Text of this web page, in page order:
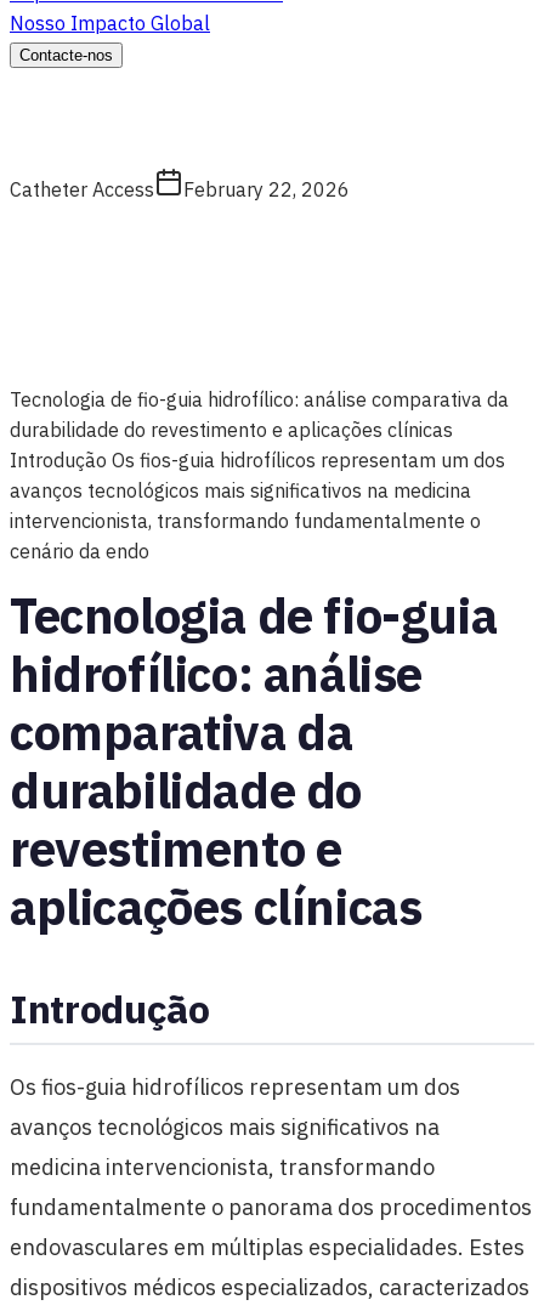
Nosso Impacto Global
Contacte-nos
Catheter Access February 22, 2026
Tecnologia de fio-guia hidrofílico: análise comparativa da
durabilidade do revestimento e aplicações clínicas
Introdução Os fios-guia hidrofílicos representam um dos
avanços tecnológicos mais significativos na medicina
intervencionista, transformando fundamentalmente o
cenário da endo
Tecnologia de fio-guia
hidrofílico: análise
comparativa da
durabilidade do
revestimento e
aplicações clínicas
Introdução
Os fios-guia hidrofílicos representam um dos
avanços tecnológicos mais significativos na
medicina intervencionista, transformando
fundamentalmente o panorama dos procedimentos
endovasculares em múltiplas especialidades. Estes
dispositivos médicos especializados, caracterizados